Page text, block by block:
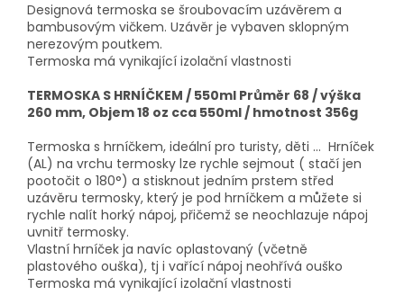
Designová termoska se šroubovacím uzávěrem a
bambusovým vičkem. Uzávěr je vybaven sklopným
nerezovým poutkem.
Termoska má vynikající izolační vlastnosti
TERMOSKA S HRNÍČKEM / 550ml Průměr 68 / výška
260 mm, Objem 18 oz cca 550ml / hmotnost 356g
Termoska s hrníčkem, ideální pro turisty, děti ... Hrníček
(AL) na vrchu termosky lze rychle sejmout ( stačí jen
pootočit o 180°) a stisknout jedním prstem střed
uzávěru termosky, který je pod hrníčkem a můžete si
rychle nalít horký nápoj, přičemž se neochlazuje nápoj
uvnitř termosky.
Vlastní hrníček ja navíc oplastovaný (včetně
plastového ouška), tj i vařící nápoj neohřívá ouško
Termoska má vynikající izolační vlastnosti